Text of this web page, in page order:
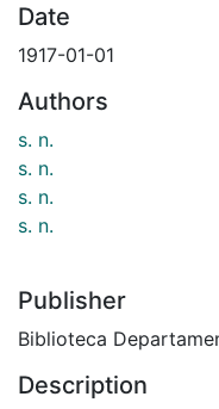
Date
1917-01-01
Authors
s. n.
s. n.
s. n.
s. n.
Publisher
Biblioteca
Description